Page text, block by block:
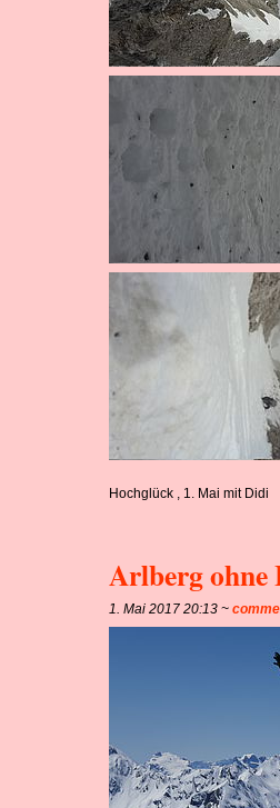
Hochglück , 1. Mai mit Didi
Arlberg
1. Mai 2017 20:13 ~